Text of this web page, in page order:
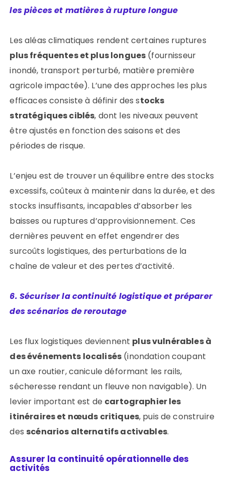
les pièces et matières à rupture longue
Les aléas climatiques rendent certaines ruptures
plus fréquentes et plus longues (fournisseur
inondé, transport perturbé, matière première
agricole impactée). L’une des approches les plus
efficaces consiste à définir des stocks
stratégiques ciblés, dont les niveaux peuvent
être ajustés en fonction des saisons et des
périodes de risque.
L’enjeu est de trouver un équilibre entre des stocks
excessifs, coûteux à maintenir dans la durée, et des
stocks insuffisants, incapables d’absorber les
baisses ou ruptures d’approvisionnement. Ces
dernières peuvent en effet engendrer des
surcoûts logistiques, des perturbations de la
chaîne de valeur et des pertes d’activité.
6. Sécuriser la continuité logistique et préparer
des scénarios de reroutage
Les flux logistiques deviennent plus vulnérables à
des événements localisés (inondation coupant
un axe routier, canicule déformant les rails,
sécheresse rendant un fleuve non navigable). Un
levier important est de cartographier les
itinéraires et nœuds critiques, puis de construire
des scénarios alternatifs activables.
Assurer la continuité opérationnelle des
activités